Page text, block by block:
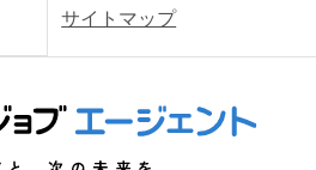
サイトマップ